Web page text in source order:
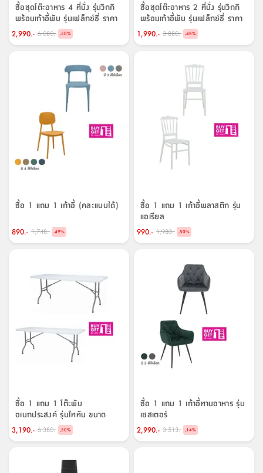
ซื้อชุดโต๊ะอาหาร 4 ที่นั่ง รุ่นวิกกิ
พร้อมเก้าอี้พับ รุ่นเฟล็กซ์ซี่ ราคา
พิเศษ!
2,990.- 6,080.- -50%
ซื้อชุดโต๊ะอาหาร 2 ที่นั่ง รุ่นวิกกิ
พร้อมเก้าอี้พับ รุ่นเฟล็กซ์ซี่ ราคา
พิเศษ!
1,990.- 3,880.- -48%
ซื้อ 1 แถม 1 เก้าอี้ (คละแบบได้)
890.- 1,748.- -49%
ซื้อ 1 แถม 1 เก้าอี้พลาสติก รุ่น
แอเรียล
990.- 1,980.- -50%
ซื้อ 1 แถม 1 โต๊ะพับ
อเนกประสงค์ รุ่นไททัน ขนาด
180 ซม.
3,190.- 6,380.- -50%
ซื้อ 1 แถม 1 เก้าอี้ทานอาหาร รุ่น
เชสเตอร์
2,990.- 3,513.- -14%